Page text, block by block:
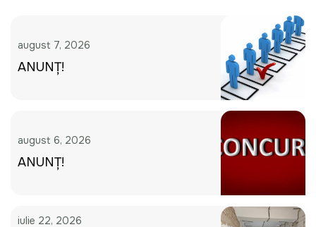
august 7, 2026
ANUNȚ!
august 6, 2026
ANUNȚ!
iulie 22, 2026